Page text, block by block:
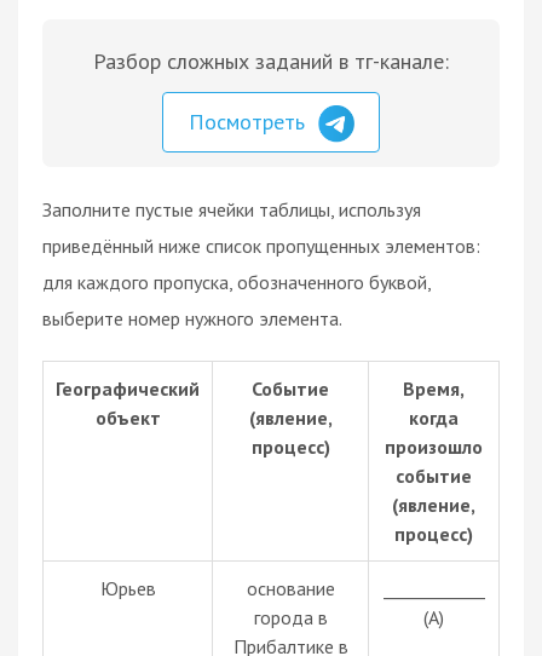
Разбор сложных заданий в тг-канале:
Посмотреть
Заполните пустые ячейки таблицы, используя
приведённый ниже список пропущенных элементов:
для каждого пропуска, обозначенного буквой,
выберите номер нужного элемента.
Географический
объект
Событие
(явление,
процесс)
Время,
когда
произошло
событие
(явление,
процесс)
Юрьев
основание
города в
Прибалтике в
(А)